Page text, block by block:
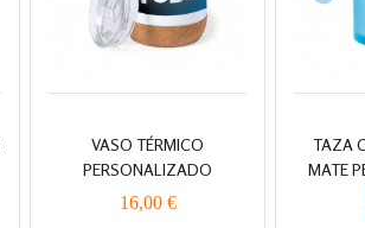
VASO TÉRMICO
PERSONALIZADO
16,00 €
TAZA
MATE